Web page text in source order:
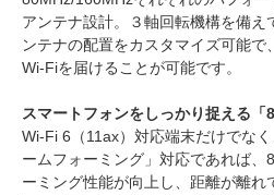
アンテナ設計。３軸回転機構を備え
ンテナの配置をカスタマイズ可能で
Wi-Fiを届けることが可能です。
スマートフォンをしっかり捉える「
Wi-Fi 6（11ax）対応端末だけでな
ームフォーミング」対応であれば、
ーミング性能が向上し、距離が離れ